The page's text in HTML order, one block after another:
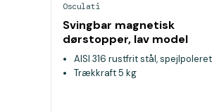
Osculati
Svingbar magnetisk
dørstopper, lav model
AISI 316 rustfrit stål, spejlpoleret
Trækkraft 5 kg